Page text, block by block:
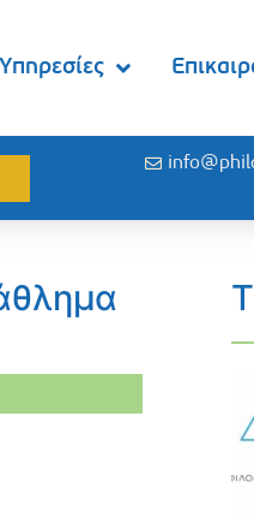
Υπηρεσίες